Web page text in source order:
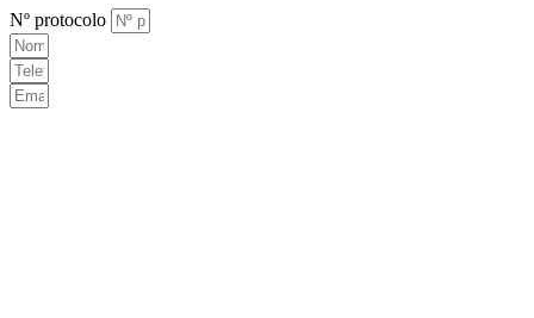
Nº protocolo